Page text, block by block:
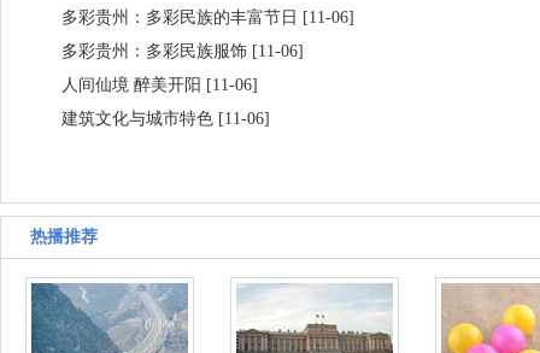
多彩贵州：多彩民族的丰富节日 [11-06]
多彩贵州：多彩民族服饰 [11-06]
人间仙境 醉美开阳 [11-06]
建筑文化与城市特色 [11-06]